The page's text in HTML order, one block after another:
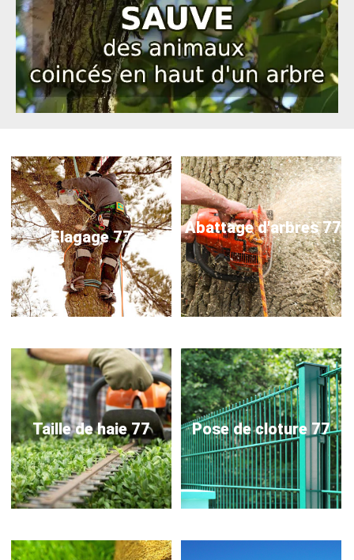
Elagage 77 Abattage d'arbres 77
Taille de haie 77 Pose de cloture 77